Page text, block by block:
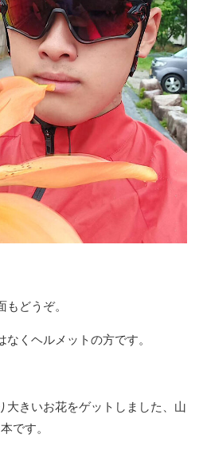
もどうぞ。
なくヘルメットの方です。
大きいお花をゲットしました、山
本です。